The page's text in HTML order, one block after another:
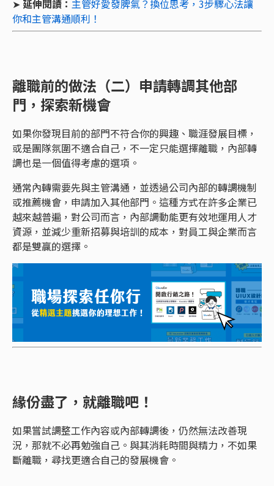
➤ 延伸閱讀： 主管好愛發脾氣？換位思考，3步驟心法讓
你和主管溝通順利！
離職前的做法（二）申請轉調其他部
門，探索新機會
如果你發現目前的部門不符合你的興趣、職涯發展目標，
或是團隊氛圍不適合自己，不一定只能選擇離職，內部轉
調也是一個值得考慮的選項。
通常內轉需要先與主管溝通，並透過公司內部的轉調機制
或推薦機會，申請加入其他部門。這種方式在許多企業已
越來越普遍，對公司而言，內部調動能更有效地運用人才
資源，並減少重新招募與培訓的成本，對員工與企業而言
都是雙贏的選擇。
緣份盡了，就離職吧！
如果嘗試調整工作內容或內部轉調後，仍然無法改善現
況，那就不必再勉強自己。與其消耗時間與精力，不如果
斷離職，尋找更適合自己的發展機會。